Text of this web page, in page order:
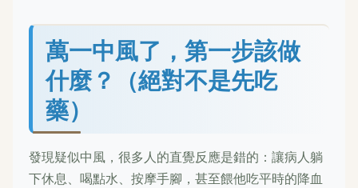
萬一中風了，第一步該做
什麼？（絕對不是先吃
藥）
發現疑似中風，很多人的直覺反應是錯的：讓病人躺
下休息、喝點水、按摩手腳，甚至餵他吃平時的降血